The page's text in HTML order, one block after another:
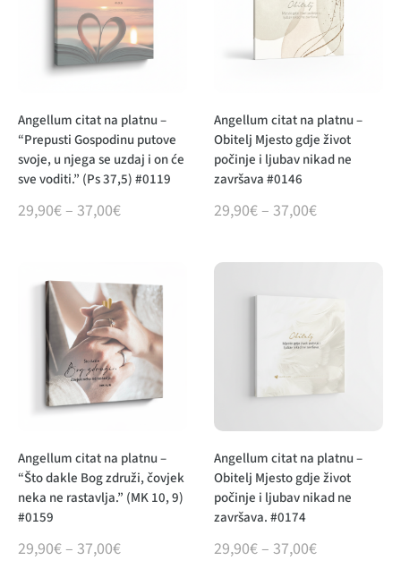
Angellum citat na platnu –
“Prepusti Gospodinu putove
svoje, u njega se uzdaj i on će
sve voditi.” (Ps 37,5) #0119
29,90€ – 37,00€
Angellum citat na platnu –
Obitelj Mjesto gdje život
počinje i ljubav nikad ne
završava #0146
29,90€ – 37,00€
Angellum citat na platnu –
“Što dakle Bog združi, čovjek
neka ne rastavlja.” (MK 10, 9)
#0159
29,90€ – 37,00€
Angellum citat na platnu –
Obitelj Mjesto gdje život
počinje i ljubav nikad ne
završava. #0174
29,90€ – 37,00€